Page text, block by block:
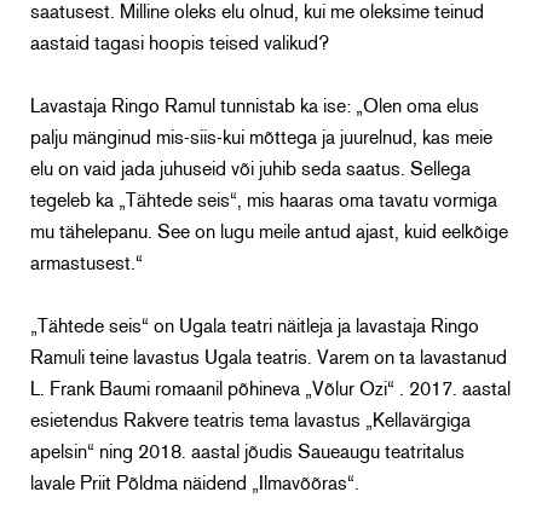
saatusest. Milline oleks elu olnud, kui me oleksime teinud
aastaid tagasi hoopis teised valikud?
Lavastaja Ringo Ramul tunnistab ka ise: „Olen oma elus
palju mänginud mis-siis-kui mõttega ja juurelnud, kas meie
elu on vaid jada juhuseid või juhib seda saatus. Sellega
tegeleb ka „Tähtede seis“, mis haaras oma tavatu vormiga
mu tähelepanu. See on lugu meile antud ajast, kuid eelkõige
armastusest.“
„Tähtede seis“ on Ugala teatri näitleja ja lavastaja Ringo
Ramuli teine lavastus Ugala teatris. Varem on ta lavastanud
L. Frank Baumi romaanil põhineva „Võlur Ozi“ . 2017. aastal
esietendus Rakvere teatris tema lavastus „Kellavärgiga
apelsin“ ning 2018. aastal jõudis Saueaugu teatritalus
lavale Priit Põldma näidend „Ilmavõõras“.